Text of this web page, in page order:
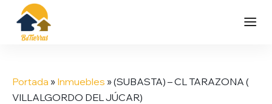
contenido
Portada » Inmuebles »(SUBASTA) – CL TARAZONA (
VILLALGORDO DEL JÚCAR)